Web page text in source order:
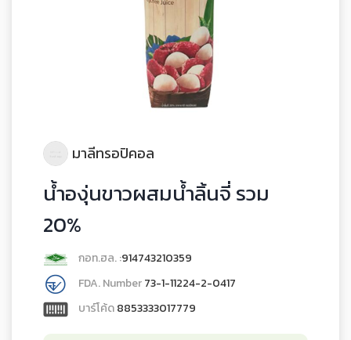
มาลีทรอปิคอล
น้ำองุ่นขาวผสมน้ำลิ้นจี่ รวม
20%
กอท.ฮล. :914743210359
FDA. Number73-1-11224-2-0417
บาร์โค้ด8853333017779